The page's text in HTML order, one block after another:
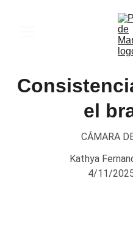
el
CÁMARA
Kathya
4/11/